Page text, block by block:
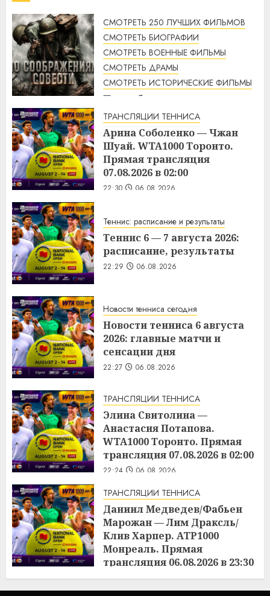
СМОТРЕТЬ 250 ЛУЧШИХ ФИЛЬМОВ
СМОТРЕТЬ БИОГРАФИИ
СМОТРЕТЬ ВОЕННЫЕ ФИЛЬМЫ
СМОТРЕТЬ ДРАМЫ
СМОТРЕТЬ ИСТОРИЧЕСКИЕ ФИЛЬМЫ
По соображениям совести
(2016) / Hacksaw Ridge
смотреть онлайн
1:12 07.08.2026
ТРАНСЛЯЦИИ ТЕННИСА
Арина Соболенко — Чжан
Шуай. WTA1000 Торонто.
Прямая трансляция
07.08.2026 в 02:00
22:30 06.08.2026
Теннис: расписание и результаты
Теннис 6 — 7 августа 2026:
расписание, результаты
22:29 06.08.2026
Новости тенниса сегодня
Новости тенниса 6 августа
2026: главные матчи и
сенсации дня
22:27 06.08.2026
ТРАНСЛЯЦИИ ТЕННИСА
Элина Свитолина —
Анастасия Потапова.
WTA1000 Торонто. Прямая
трансляция 07.08.2026 в 02:00
22:24 06.08.2026
ТРАНСЛЯЦИИ ТЕННИСА
Даниил Медведев/Фабьен
Марожан — Лим Драксль/
Клив Харпер. ATP1000
Монреаль. Прямая
трансляция 06.08.2026 в 23:30
22:23 06.08.2026